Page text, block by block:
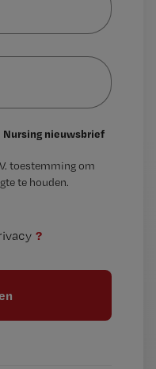
Nursing nieuwsbrief
toestemming om
te houden.
?